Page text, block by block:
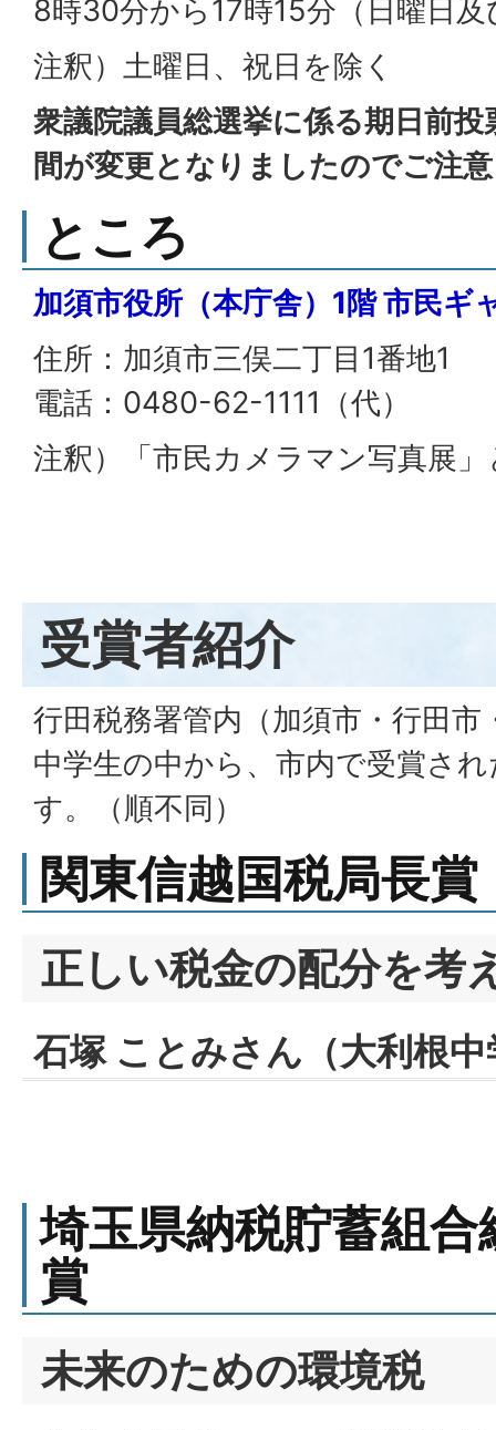
8時30分から17時15分（日曜日及
注釈）土曜日、祝日を除く
衆議院議員総選挙に係る期日前
間が変更となりましたのでご注
ところ
加須市役所（本庁舎）1階 市民ギ
住所：加須市三俣二丁目1番地1
電話：0480-62-1111（代）
注釈）「市民カメラマン写真展
受賞者紹介
行田税務署管内（加須市・行田
中学生の中から、市内で受賞さ
す。（順不同）
関東信越国税局長賞
正しい税金の配分を考
石塚 ことみさん（大利根
埼玉県納税貯蓄組
賞
未来のための環境税